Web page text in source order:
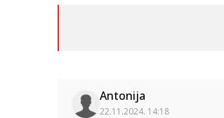
Antonija
22.11.2024. 14:18